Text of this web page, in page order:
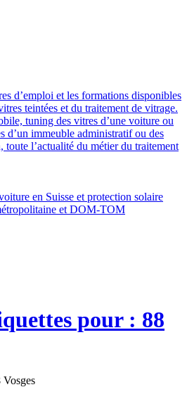
d’emploi et les formations disponibles
teintées et du traitement de vitrage.
tuning des vitres d’une voiture ou
d’un immeuble administratif ou des
toute l’actualité du métier du traitement
en Suisse et protection solaire
et DOM-TOM
pour : 88
Vosges